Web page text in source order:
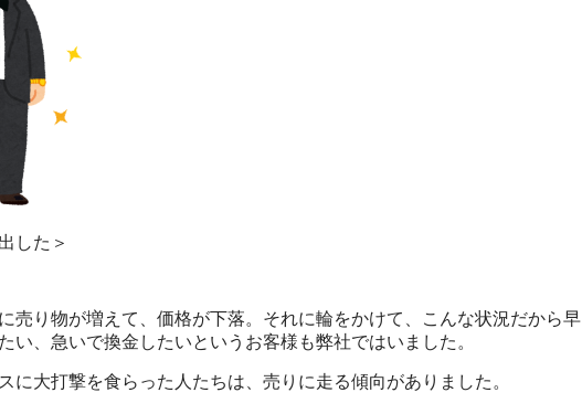
した＞
売り物が増えて、価格が下落。それに輪をかけて、こんな状況だから早
い、急いで換金したいというお客様も弊社ではいました。
に大打撃を食らった人たちは、売りに走る傾向がありました。